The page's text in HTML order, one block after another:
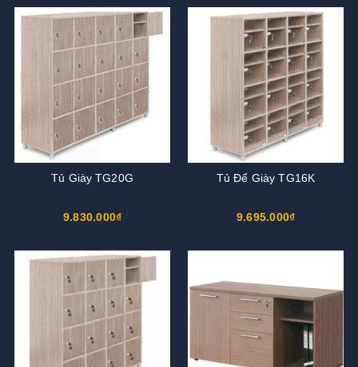
Tủ Giày TG20G
9.830.000₫
Tủ Để Giày TG16K
9.695.000₫